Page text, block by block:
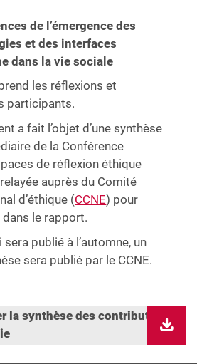
de l’émergence des
et des interfaces
dans la vie sociale
les réflexions et
participants.
a fait l’objet d’une synthèse
de la Conférence
de réflexion éthique
auprès du Comité
d’éthique (CCNE) pour
le rapport.
publié à l’automne, un
sera publié par le CCNE.
la synthèse des contributions